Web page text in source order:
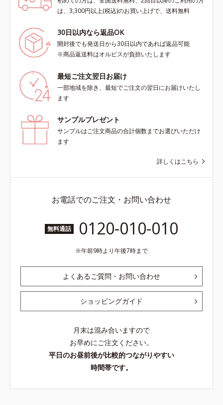
は、3,300円以上(税込)のお買い上げで、送料無料
30日以内なら返品OK
開封後でも発送日から30日以内であれば返品可能
※商品返送料はオルビスが負担いたします
最短ご注文翌日お届け
一部地域を除き、最短でご注文の翌日にお届けいたし
ます
サンプルプレゼント
サンプルはご注文商品の合計個数までお選びいただけ
ます
詳しくはこちら
お電話でのご注文・お問い合わせ
無料通話 0120-010-010
午前9時より午後7時まで
よくあるご質問・お問い合わせ
ショッピングガイド
月末は混み合いますので
お早めにご注文ください。
平日のお昼前後が比較的つながりやすい
時間帯です。